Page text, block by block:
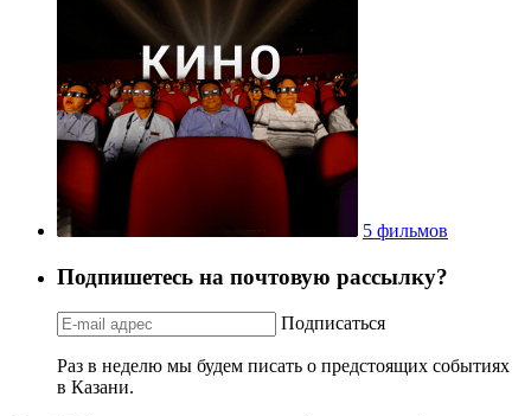
5 фильмов
Подпишетесь на почтовую рассылку?
Подписаться
Раз в неделю мы будем писать о предстоящих событиях
в Казани.